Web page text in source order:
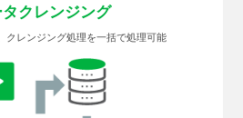
クレンジング
クレンジング処理を一括で処理可能